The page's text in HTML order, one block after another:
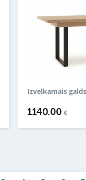
Izvelkamais galds
1140.00 €